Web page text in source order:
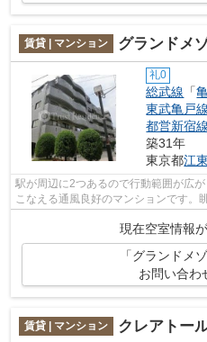
賃貸 | マンション グランドメ
礼0
総武線 「
東武亀戸線
都営新宿線
築31年
東京都江
駅が周辺に2つあるので行動範囲が広
こなえる通風良好のマンションです。
現在空室情報
「グランドメ
お問い合わ
賃貸 | マンション クレアトー